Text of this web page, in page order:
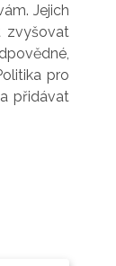
Jejich
zvyšovat
pro
přidávat